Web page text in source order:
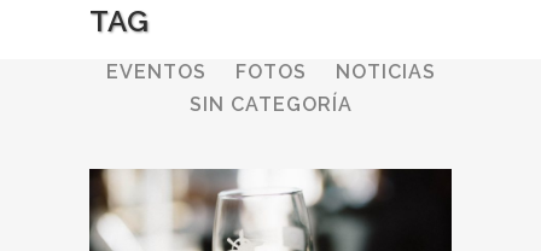
TAG
ALL
EVENTOS
FOTOS
NOTICIAS
SIN CATEGORÍA